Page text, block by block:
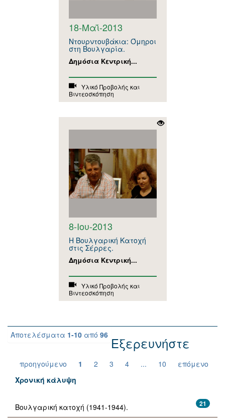
18-Μαΐ-2013
Ντουρντουβάκια: Όμηροι
στη Βουλγαρία.
Δημόσια Κεντρική...
Υλικό Προβολής και
Βιντεοσκόπηση
8-Ιου-2013
Η Βουλγαρική Κατοχή
στις Σέρρες.
Δημόσια Κεντρική...
Υλικό Προβολής και
Βιντεοσκόπηση
Αποτελέσματα 1-10 από 96
προηγούμενο 1 2 3 4 ... 10 επόμενο
Εξερευνήστε
Χρονική κάλυψη
21
Βουλγαρική κατοχή (1941-1944).